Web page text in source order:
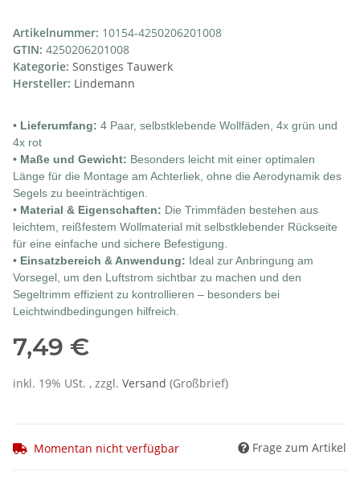
Artikelnummer: 10154-4250206201008
GTIN: 4250206201008
Kategorie: Sonstiges Tauwerk
Hersteller: Lindemann
• Lieferumfang: 4 Paar, selbstklebende Wollfäden, 4x grün und
4x rot
• Maße und Gewicht: Besonders leicht mit einer optimalen
Länge für die Montage am Achterliek, ohne die Aerodynamik des
Segels zu beeinträchtigen.
• Material & Eigenschaften: Die Trimmfäden bestehen aus
leichtem, reißfestem Wollmaterial mit selbstklebender Rückseite
für eine einfache und sichere Befestigung.
• Einsatzbereich & Anwendung: Ideal zur Anbringung am
Vorsegel, um den Luftstrom sichtbar zu machen und den
Segeltrimm effizient zu kontrollieren – besonders bei
Leichtwindbedingungen hilfreich.
7,49 €
inkl. 19% USt. , zzgl. Versand (Großbrief)
Momentan nicht verfügbar Frage zum Artikel